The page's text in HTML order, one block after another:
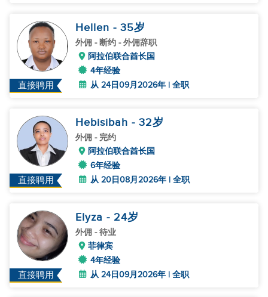
直接聘用
Hellen - 35岁
外佣 - 断约 - 外佣辞职
阿拉伯联合酋长国
4年经验
从 24日09月2026年 | 全职
直接聘用
Hebisibah - 32岁
外佣 - 完约
阿拉伯联合酋长国
6年经验
从 20日08月2026年 | 全职
直接聘用
Elyza - 24岁
外佣 - 待业
菲律宾
4年经验
从 24日09月2026年 | 全职